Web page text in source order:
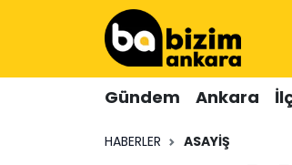
Gündem Ankara
HABERLER ASAYIŞ
Hava Durumu